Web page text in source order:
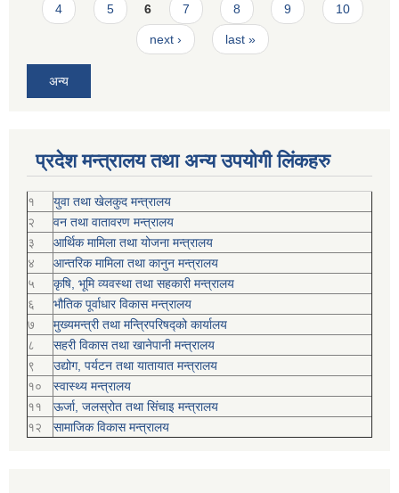
4 5 6 7 8 9 10
next › last »
अन्य
प्रदेश मन्त्रालय तथा अन्य उपयोगी लिंकहरु
१
युवा तथा खेलकुद मन्त्रालय
२
वन तथा वातावरण मन्त्रालय
३
आर्थिक मामिला तथा योजना मन्त्रालय
४
आन्तरिक मामिला तथा कानुन मन्त्रालय
५
कृषि, भूमि व्यवस्था तथा सहकारी मन्त्रालय
६
भौतिक पूर्वाधार विकास मन्त्रालय
७
मुख्यमन्त्री तथा मन्त्रिपरिषद्को कार्यालय
८
सहरी विकास तथा खानेपानी मन्त्रालय
९
उद्योग, पर्यटन तथा यातायात मन्त्रालय
१०
स्वास्थ्य मन्त्रालय
११
ऊर्जा, जलस्रोत तथा सिंचाइ मन्त्रालय
१२
सामाजिक विकास मन्‍‍त्रालय